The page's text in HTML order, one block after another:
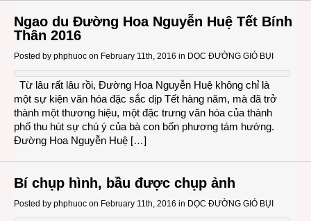
Ngao du Đường Hoa Nguyễn Huệ Tết Bính
Thân 2016
Posted by phphuoc on February 11th, 2016 in DỌC ĐƯỜNG GIÓ BỤI
Từ lâu rất lâu rồi, Đường Hoa Nguyễn Huệ không chỉ là
một sự kiện văn hóa đặc sắc dịp Tết hàng năm, mà đã trở
thành một thương hiệu, một đặc trưng văn hóa của thành
phố thu hút sự chú ý của bà con bốn phương tám hướng.
Đường Hoa Nguyễn Huệ […]
Bí chụp hình, bầu được chụp ảnh
Posted by phphuoc on February 11th, 2016 in DỌC ĐƯỜNG GIÓ BỤI